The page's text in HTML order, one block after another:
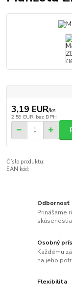
3,19 EUR/ks
2,59 EUR bez DPH
Číslo produktu:
EAN kód:
Odbornosť
Prinášame
Osobný
Každému
na jeho
Flexibilita